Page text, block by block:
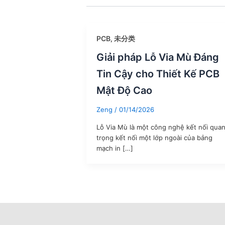
PCB, 未分类
Giải pháp Lỗ Via Mù Đáng
Tin Cậy cho Thiết Kế PCB
Mật Độ Cao
Zeng / 01/14/2026
Lỗ Via Mù là một công nghệ kết nối quan
trọng kết nối một lớp ngoài của bảng
mạch in […]